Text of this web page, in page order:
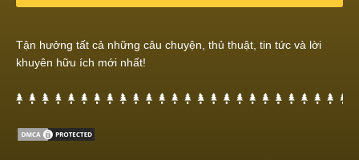
Tận hưởng tất cả những câu chuyện, thủ thuật, tin tức và lời
khuyên hữu ích mới nhất!